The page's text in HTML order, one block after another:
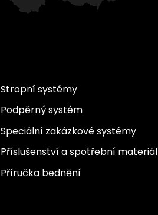
Stropní systémy
Podpěrný systém
Speciální zakázkové systémy
Příslušenství a spotřební materiál
Příručka bednění